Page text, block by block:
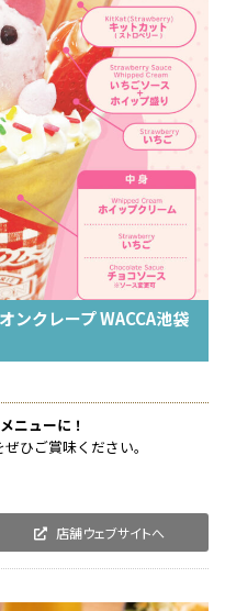
クレープ WACCA池袋
ニューに！
ひご賞味ください。
店舗ウェブサイトへ